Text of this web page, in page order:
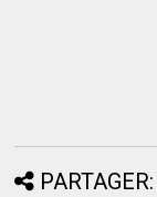
PARTAGER: